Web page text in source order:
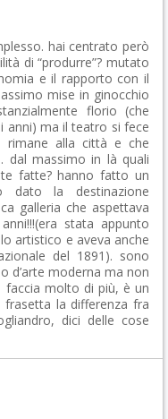
hai centrato però
di “produrre”? mutato
e il rapporto con il
mise in ginocchio
florio (che
anni) ma il teatro si fece
rimane alla città e che
dal massimo in là quali
fatte? hanno fatto un
dato la destinazione
galleria che aspettava
stata appunto
artistico e aveva anche
del 1891). sono
d’arte moderna ma non
faccia molto di più, è un
la differenza fra
dici delle cose